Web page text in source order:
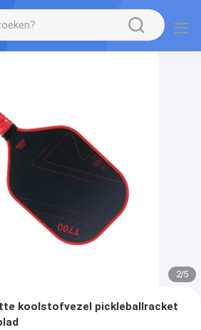
2/5
koolstofvezel pickleballracket